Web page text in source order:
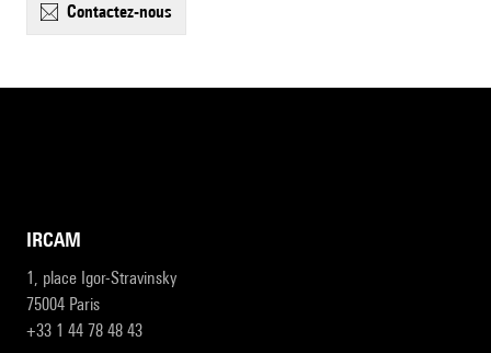
contactez-nous
IRCAM
1, place Igor-Stravinsky
75004 Paris
+33 1 44 78 48 43